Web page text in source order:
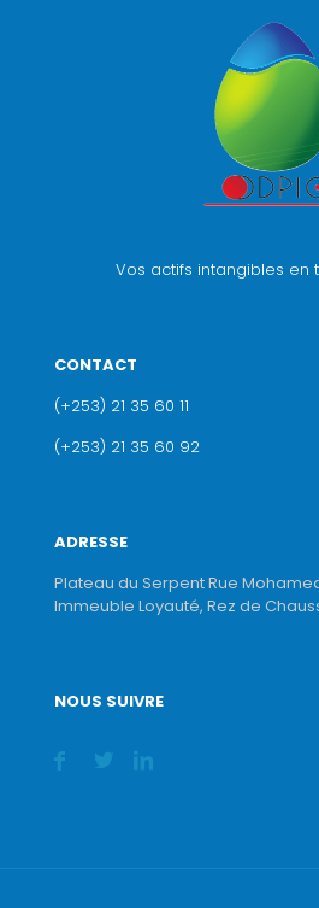
Vos actifs intangibles en
CONTACT
(+253) 21 35 60 11
(+253) 21 35 60 92
ADRESSE
Plateau du Serpent Rue
Immeuble Loyauté, Rez de
NOUS SUIVRE